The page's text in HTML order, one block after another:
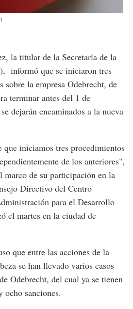
)
la titular de la Secretaría de la
informó que se iniciaron tres
sobre la empresa Odebrecht, de
terminar antes del 1 de
dejarán encaminados a la nueva
que iniciamos tres procedimientos
de los anteriores",
marco de su participación en la
Directivo del Centro
para el Desarrollo
el martes en la ciudad de
que entre las acciones de la
se han llevado varios casos
Odebrecht, del cual ya se tienen
ocho sanciones.